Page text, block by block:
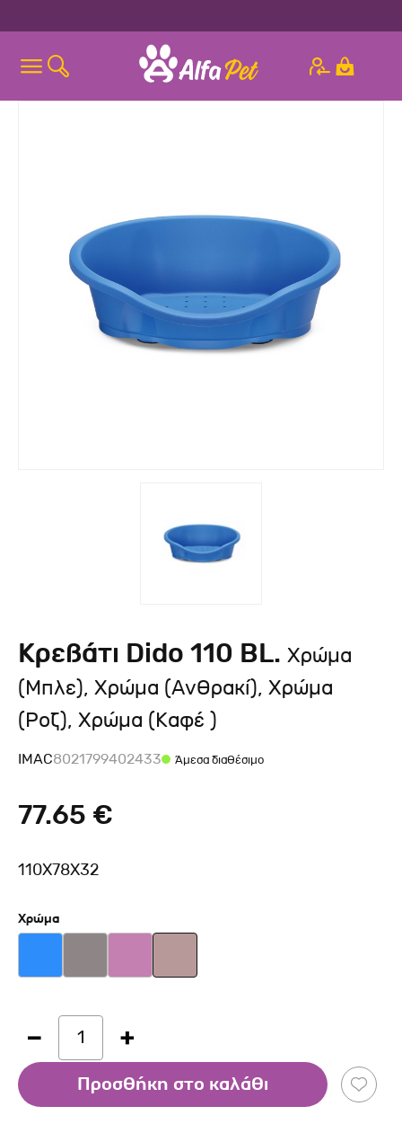
Kρεβάτι Dido 110 BL. Χρώμα
(Μπλε), Χρώμα (Ανθρακί), Χρώμα
(Ροζ), Χρώμα (Καφέ )
IMAC8021799402433 Άμεσα διαθέσιμο
77.65 €
110X78X32
Χρώμα
1
Προσθήκη στο καλάθι